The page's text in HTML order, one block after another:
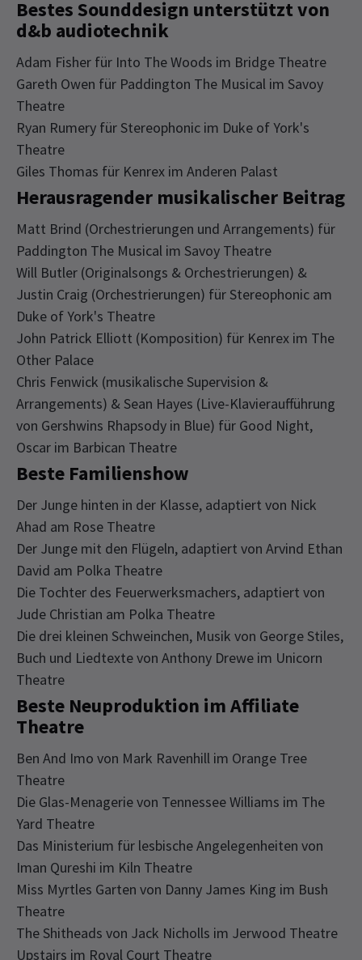
Bestes Sounddesign unterstützt von
d&b audiotechnik
Adam Fisher für Into The Woods im Bridge Theatre
Gareth Owen für Paddington The Musical im Savoy
Theatre
Ryan Rumery für Stereophonic im Duke of York's
Theatre
Giles Thomas für Kenrex im Anderen Palast
Herausragender musikalischer Beitrag
Matt Brind (Orchestrierungen und Arrangements) für
Paddington The Musical im Savoy Theatre
Will Butler (Originalsongs & Orchestrierungen) &
Justin Craig (Orchestrierungen) für Stereophonic am
Duke of York's Theatre
John Patrick Elliott (Komposition) für Kenrex im The
Other Palace
Chris Fenwick (musikalische Supervision &
Arrangements) & Sean Hayes (Live-Klavieraufführung
von Gershwins Rhapsody in Blue) für Good Night,
Oscar im Barbican Theatre
Beste Familienshow
Der Junge hinten in der Klasse, adaptiert von Nick
Ahad am Rose Theatre
Der Junge mit den Flügeln, adaptiert von Arvind Ethan
David am Polka Theatre
Die Tochter des Feuerwerksmachers, adaptiert von
Jude Christian am Polka Theatre
Die drei kleinen Schweinchen, Musik von George Stiles,
Buch und Liedtexte von Anthony Drewe im Unicorn
Theatre
Beste Neuproduktion im Affiliate
Theatre
Ben And Imo von Mark Ravenhill im Orange Tree
Theatre
Die Glas-Menagerie von Tennessee Williams im The
Yard Theatre
Das Ministerium für lesbische Angelegenheiten von
Iman Qureshi im Kiln Theatre
Miss Myrtles Garten von Danny James King im Bush
Theatre
The Shitheads von Jack Nicholls im Jerwood Theatre
Upstairs im Royal Court Theatre